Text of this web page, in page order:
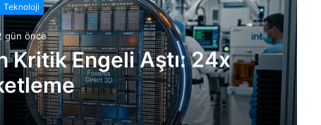
Teknoloji
gün önce
Kritik Engeli Aştı: 24x